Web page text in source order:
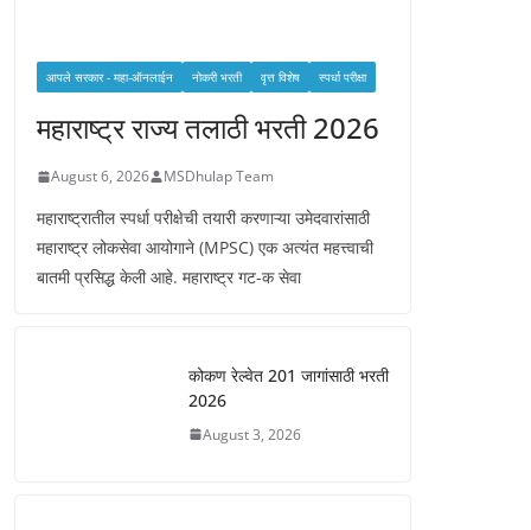
आपले सरकार - महा-ऑनलाईन नोकरी भरती वृत्त विशेष स्पर्धा परीक्षा
महाराष्ट्र राज्य तलाठी भरती 2026
August 6, 2026 MSDhulap Team
महाराष्ट्रातील स्पर्धा परीक्षेची तयारी करणाऱ्या उमेदवारांसाठी
महाराष्ट्र लोकसेवा आयोगाने (MPSC) एक अत्यंत महत्त्वाची
बातमी प्रसिद्ध केली आहे. महाराष्ट्र गट-क सेवा
कोकण रेल्वेत 201 जागांसाठी भरती
2026
August 3, 2026